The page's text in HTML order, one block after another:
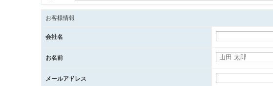
お客様情報
会社名
お名前
メールアドレス